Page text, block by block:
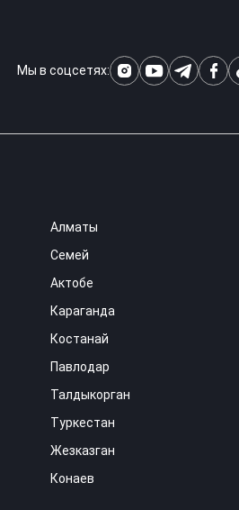
Мы в соцсетях:
Алматы
Семей
Актобе
Караганда
Костанай
Павлодар
Талдыкорган
Туркестан
Жезказган
Конаев